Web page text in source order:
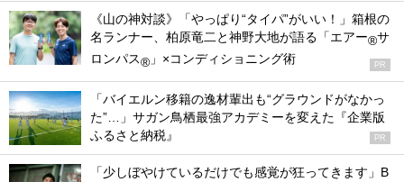
《山の神対談》「やっぱり“タイパ”がいい！」箱根の
名ランナー、柏原竜二と神野大地が語る「エアー®サ
ロンパス® 」×コンディショニング術 PR
「バイエルン移籍の逸材輩出も“グラウンドがなかっ
た”…」サガン鳥栖最強アカデミーを変えた『企業版
ふるさと納税』
PR
「少しぼやけているだけでも感覚が狂ってきます」B